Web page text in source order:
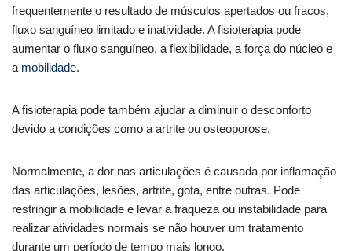
frequentemente o resultado de músculos apertados ou fracos,
fluxo sanguíneo limitado e inatividade. A fisioterapia pode
aumentar o fluxo sanguíneo, a flexibilidade, a força do núcleo e
a mobilidade.
A fisioterapia pode também ajudar a diminuir o desconforto
devido a condições como a artrite ou osteoporose.
Normalmente, a dor nas articulações é causada por inflamação
das articulações, lesões, artrite, gota, entre outras. Pode
restringir a mobilidade e levar a fraqueza ou instabilidade para
realizar atividades normais se não houver um tratamento
durante um período de tempo mais longo.